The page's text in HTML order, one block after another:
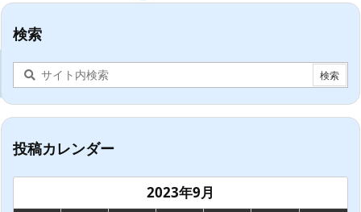
検索
投稿カレンダー
2023年9月